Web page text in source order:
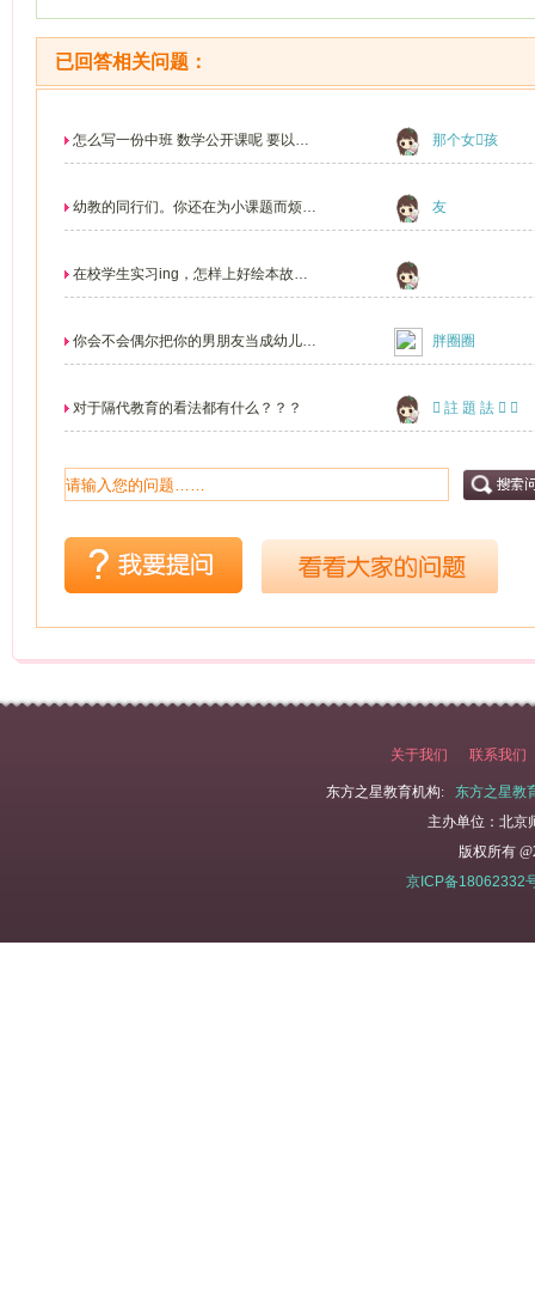
已回答相关问题：
怎么写一份中班 数学公开课呢 要以游 那个女孩
幼教的同行们。你还在为小课题而烦恼 友
在校学生实习ing，怎样上好绘本故
你会不会偶尔把你的男朋友当成幼儿园
胖圈圈
对于隔代教育的看法都有什么？？？  註 題 詓  
关于我们 联系我们
东方之星教育机构:
东方之星教
主办单位：北京
版权所有
京ICP备18062332